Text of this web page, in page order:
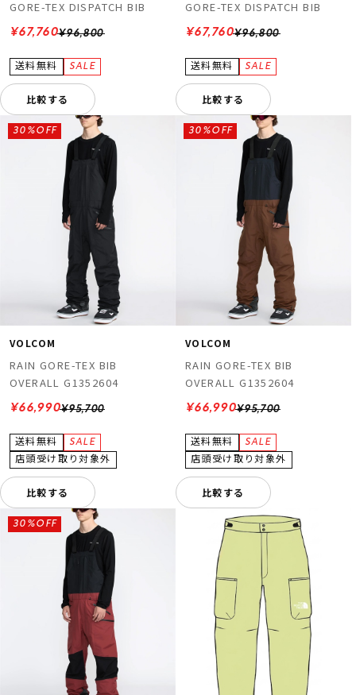
GORE-TEX DISPATCH BIB
¥96,800
¥67,760
比較する
GORE-TEX DISPATCH BIB
¥96,800
¥67,760
比較する
VOLCOM
RAIN GORE-TEX BIB
OVERALL G1352604
¥95,700
30%OFF
¥66,990
比較する
VOLCOM
RAIN GORE-TEX BIB
OVERALL G1352604
¥95,700
30%OFF
¥66,990
比較する
30%OFF